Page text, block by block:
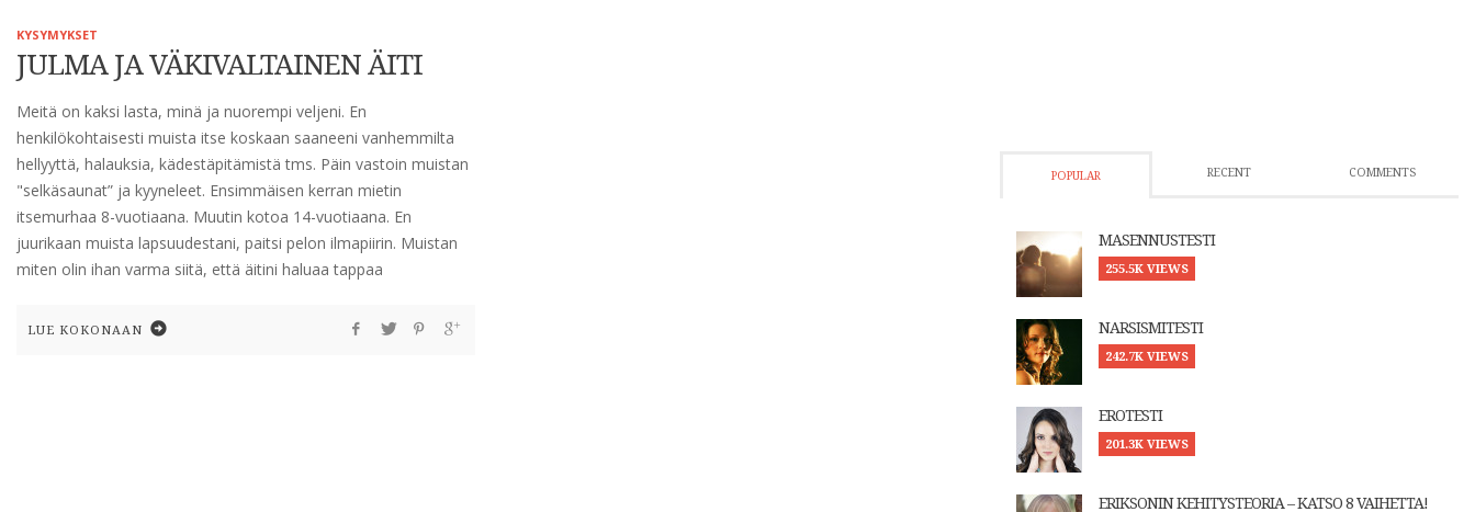
KYSYMYKSET
JULMA JA VÄKIVALTAINEN ÄITI
Meitä on kaksi lasta, minä ja nuorempi veljeni. En
henkilökohtaisesti muista itse koskaan saaneeni vanhemmilta
hellyyttä, halauksia, kädestäpitämistä tms. Päin vastoin muistan
"selkäsaunat” ja kyyneleet. Ensimmäisen kerran mietin
itsemurhaa 8-vuotiaana. Muutin kotoa 14-vuotiaana. En
juurikaan muista lapsuudestani, paitsi pelon ilmapiirin. Muistan
miten olin ihan varma siitä, että äitini haluaa tappaa
LUE KOKONAAN
POPULAR RECENT COMMENTS
MASENNUSTESTI
255.5K VIEWS
NARSISMITESTI
242.7K VIEWS
EROTESTI
201.3K VIEWS
ERIKSONIN KEHITYSTEORIA – KATSO 8 VAIHETTA!